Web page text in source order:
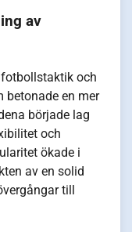
av
och
betonade en mer
började lag
och
ökade i
av en solid
till